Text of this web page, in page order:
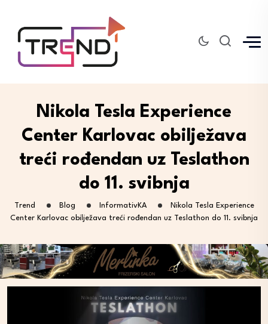
Nikola Tesla Experience
Center Karlovac obilježava
treći rođendan uz Teslathon
do 11. svibnja
Trend Blog InformativKA
Nikola Tesla Experience
Center Karlovac obilježava treći rođendan uz Teslathon do 11. svibnja